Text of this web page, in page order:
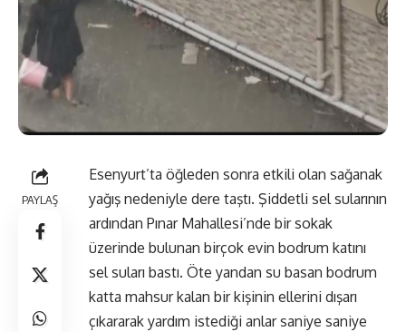
PAYLAŞ
Esenyurt’ta öğleden sonra etkili olan sağanak
yağış nedeniyle dere taştı. Şiddetli sel sularının
ardından Pınar Mahallesi’nde bir sokak
üzerinde bulunan birçok evin bodrum katını
sel suları bastı. Öte yandan su basan bodrum
katta mahsur kalan bir kişinin ellerini dışarı
çıkararak yardım istediği anlar saniye saniye